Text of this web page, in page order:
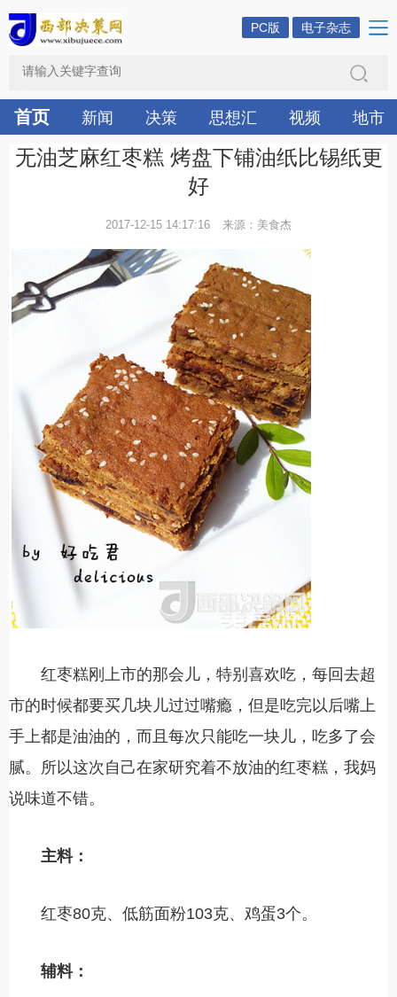
PC版 电子杂志
首页 新闻 决策 思想汇 视频 地市
无油芝麻红枣糕 烤盘下铺油纸比锡纸更
好
2017-12-15 14:17:16 来源：美食杰
红枣糕刚上市的那会儿，特别喜欢吃，每回去超
市的时候都要买几块儿过过嘴瘾，但是吃完以后嘴上
手上都是油油的，而且每次只能吃一块儿，吃多了会
腻。所以这次自己在家研究着不放油的红枣糕，我妈
说味道不错。
主料：
红枣80克、低筋面粉103克、鸡蛋3个。
辅料：